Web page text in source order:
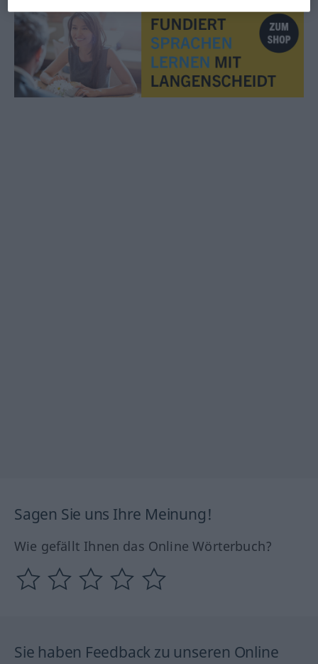
Sagen Sie uns Ihre Meinung!
Wie gefällt Ihnen das Online Wörterbuch?
Sie haben Feedback zu unseren Online